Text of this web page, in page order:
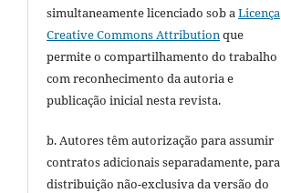
simultaneamente licenciado sob aLicença
Creative Commons Attributionque
permite o compartilhamento do trabalho
com reconhecimento da autoria e
publicação inicial nesta revista.
b. Autores têm autorização para assumir
contratos adicionais separadamente, para
distribuição não-exclusiva da versão do